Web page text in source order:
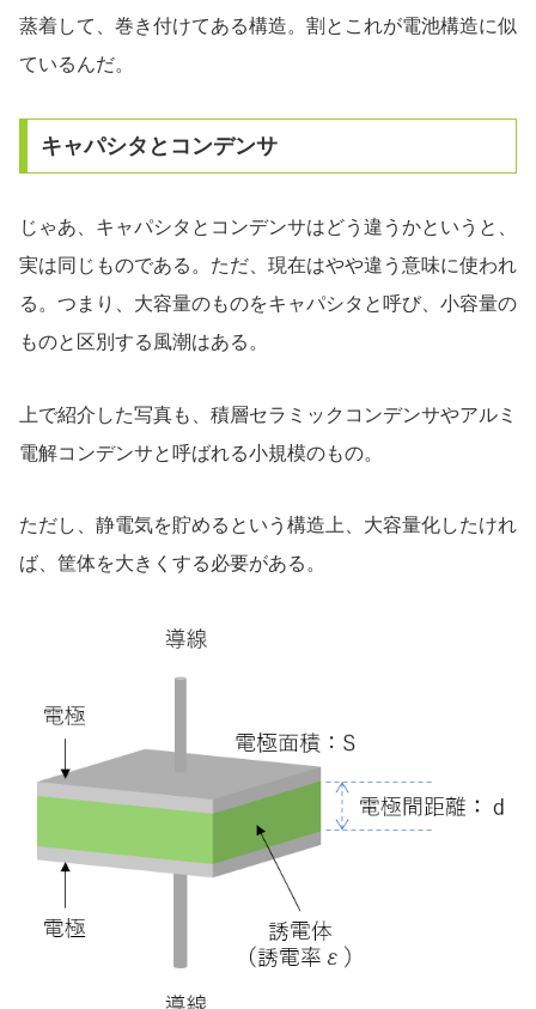
蒸着して、巻き付けてある構造。割とこれが電池構造に似
ているんだ。
キャパシタとコンデンサ
じゃあ、キャパシタとコンデンサはどう違うかというと、
実は同じものである。ただ、現在はやや違う意味に使われ
る。つまり、大容量のものをキャパシタと呼び、小容量の
ものと区別する風潮はある。
上で紹介した写真も、積層セラミックコンデンサやアルミ
電解コンデンサと呼ばれる小規模のもの。
ただし、静電気を貯めるという構造上、大容量化したけれ
ば、筐体を大きくする必要がある。